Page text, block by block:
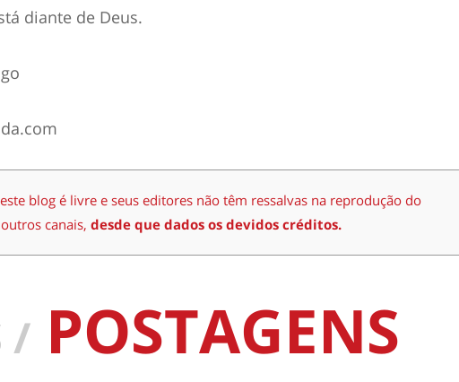
diante de Deus.
blog é livre e seus editores não têm ressalvas na reprodução do
canais, desde que dados os devidos créditos.
/ POSTAGENS